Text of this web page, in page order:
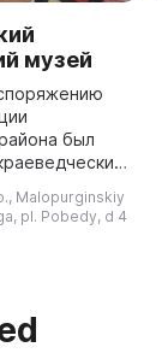
музей
был
районной
Malopurginskiy
pl. Pobedy, d 4